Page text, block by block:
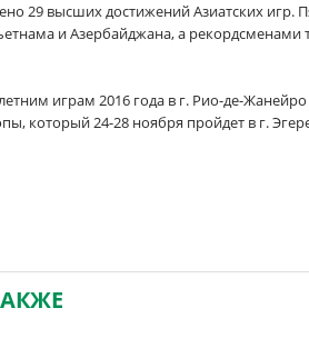
29 высших достижений Азиатских игр.
и Азербайджана, а рекордсменами
играм 2016 года в г. Рио-де-
который 24-28 ноября пройдет в г.